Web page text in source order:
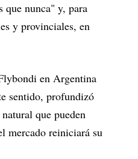
que nunca" y, para
y provinciales, en
en Argentina
sentido, profundizó
que pueden
mercado reiniciará su